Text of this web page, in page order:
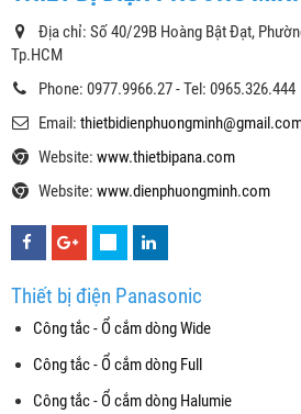
Địa chỉ: Số 40/29B Hoàng Bật Đạt,
Tp.HCM
Phone: 0977.9966.27 - Tel: 0965.326.444
Email:
Website: www.thietbipana.com
Website: www.dienphuongminh.com
Thiết bị điện Panasonic
Công tắc - Ổ cắm dòng Wide
Công tắc - Ổ cắm dòng Full
Công tắc - Ổ cắm dòng Halumie